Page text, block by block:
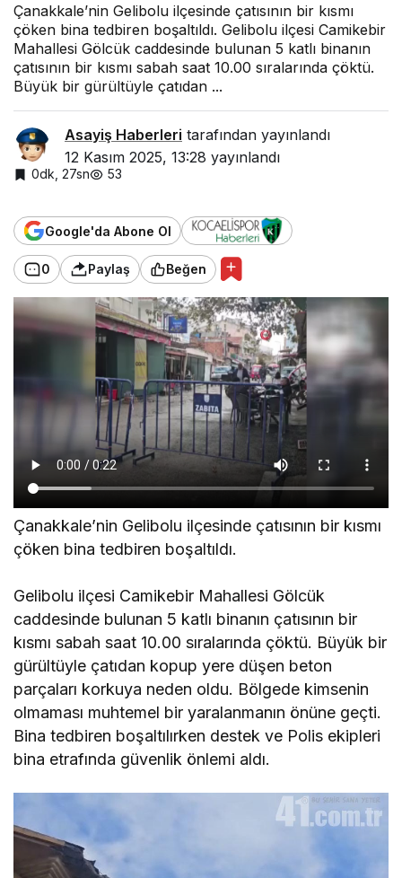
Çanakkale’nin Gelibolu ilçesinde çatısının bir kısmı
çöken bina tedbiren boşaltıldı. Gelibolu ilçesi Camikebir
Mahallesi Gölcük caddesinde bulunan 5 katlı binanın
çatısının bir kısmı sabah saat 10.00 sıralarında çöktü.
Büyük bir gürültüyle çatıdan ...
Asayiş Haberleri tarafından yayınlandı
12 Kasım 2025, 13:28 yayınlandı
0dk, 27sn 53
Google'da Abone Ol
0 Paylaş Beğen
Çanakkale’nin Gelibolu ilçesinde çatısının bir kısmı
çöken bina tedbiren boşaltıldı.
Gelibolu ilçesi Camikebir Mahallesi Gölcük
caddesinde bulunan 5 katlı binanın çatısının bir
kısmı sabah saat 10.00 sıralarında çöktü. Büyük bir
gürültüyle çatıdan kopup yere düşen beton
parçaları korkuya neden oldu. Bölgede kimsenin
olmaması muhtemel bir yaralanmanın önüne geçti.
Bina tedbiren boşaltılırken destek ve Polis ekipleri
bina etrafında güvenlik önlemi aldı.